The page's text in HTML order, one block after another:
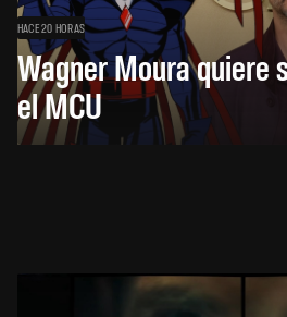
HACE 20 HORAS
Wagner Moura quiere
el MCU